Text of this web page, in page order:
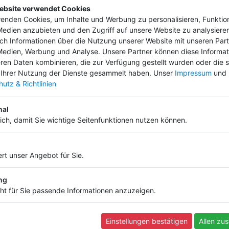
ab und bringe deinen Firmeneintrag
ab4,99 €
Infos und Regeln
FAQ
Impressum
verwendet Cookies
Cookies, um Inhalte und Werbung zu personalisieren,
anzubieten und den Zugriff auf unsere Website zu
Informationen über die Nutzung unserer Website mit unseren
Werbung und Analyse. Unsere Partner können diese
Daten kombinieren, die zur Verfügung gestellt wurden oder die
Ihrer Nutzung der Dienste gesammelt haben. Unser Impressum und
& Richtlinien
damit Sie wichtige Seitenfunktionen nutzen können.
unser Angebot für Sie.
für Sie passende Informationen anzuzeigen.
Einstellungen bestätigen Allen